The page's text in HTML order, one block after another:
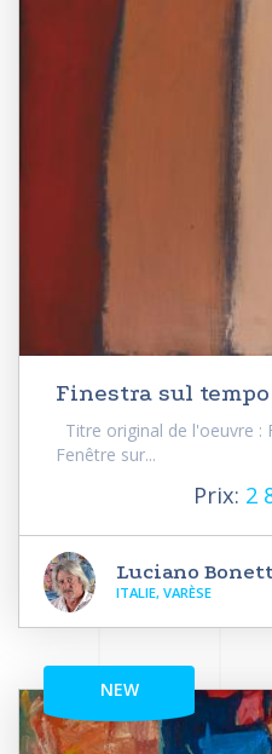
Finestra sul tempo
Titre original de l'oeuvre :
Fenêtre sur...
Prix: 2
Luciano
ITALIE, VARÈSE
NEW